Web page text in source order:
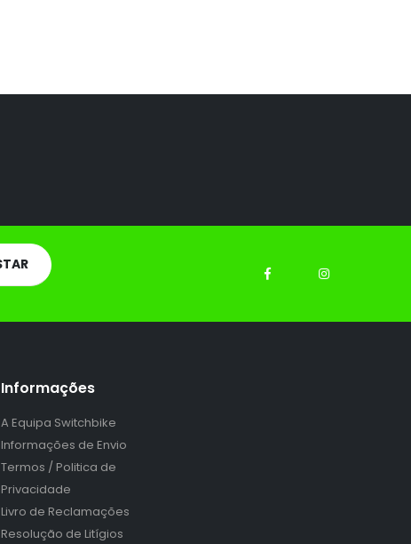
Informações
A Equipa Switchbike
Informações de Envio
Termos / Politica de
Privacidade
Livro de Reclamações
Resolução de Litígios